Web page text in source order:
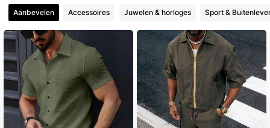
4.73
10K Volgers
4.73 10K Volgers
Aanbevelen Accessoires Juwelen & horloges Sport &